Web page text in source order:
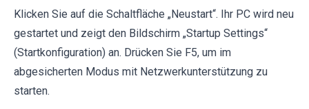
Klicken Sie auf die Schaltfläche „Neustart“. Ihr PC wird neu
gestartet und zeigt den Bildschirm „Startup Settings“
(Startkonfiguration) an. Drücken Sie F5, um im
abgesicherten Modus mit Netzwerkunterstützung zu
starten.